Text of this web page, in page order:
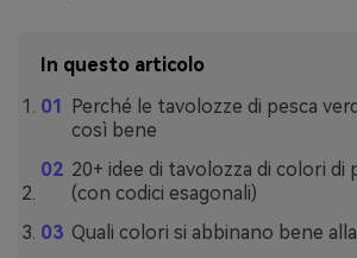
In questo articolo
Perché le tavolozze di pesca
così bene
20+ idee di tavolozza di colori di
(con codici esagonali)
Quali colori si abbinano bene